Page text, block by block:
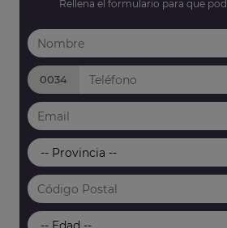
Rellena el formulario para que
0034